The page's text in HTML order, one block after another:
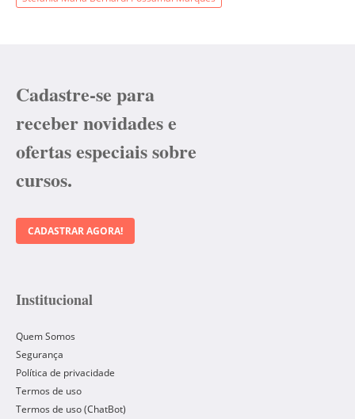
Cadastre-se para
receber novidades e
ofertas especiais sobre
cursos.
CADASTRAR AGORA!
Institucional
Quem Somos
Segurança
Política de privacidade
Termos de uso
Termos de uso (ChatBot)